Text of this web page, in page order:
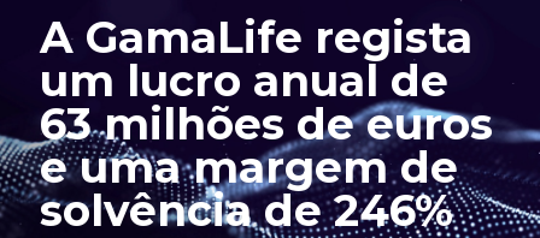
A GamaLife regista
um lucro anual de
63 milhões de euros
e uma margem de
solvência de 246%